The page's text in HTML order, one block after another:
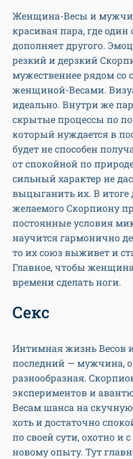
Женщина-Весы и
красивая пара, где
дополняет другого.
резкий и дерзкий
мужественнее рядом со
женщиной-Весами.
идеально. Внутри же
скрытые процессы по
который нуждается в
будет не способен
от спокойной по
сильный характер не
выцыганить их. В итоге
желаемого Скорпиону
постоянные условия
научится гармонично
то их союз выживет и
Главное, чтобы
времени сделать ноги.
Секс
Интимная жизнь Весов
последний — мужчина,
разнообразная.
экспериментов и
Весам шанса на скучную
хоть и достаточно
по своей сути, охотно и
новому опыту. Тут